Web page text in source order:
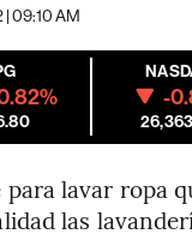
09:10 AM
-
lavar ropa
las